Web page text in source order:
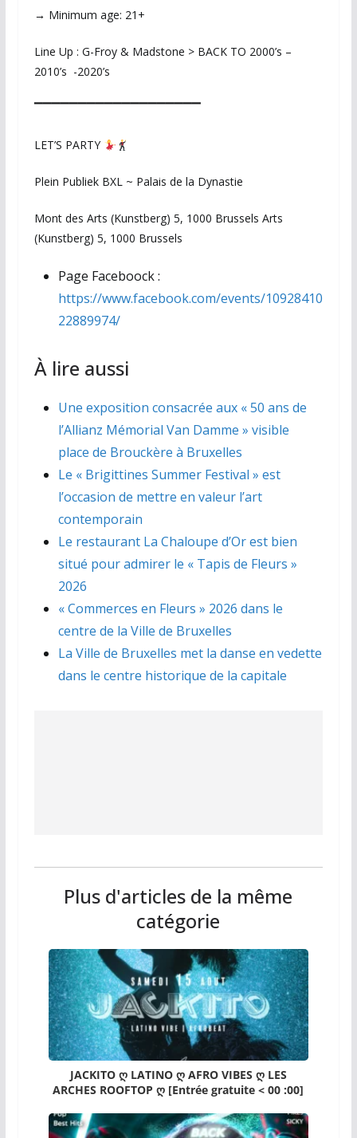
→ Minimum age: 21+
Line Up : G-Froy & Madstone > BACK TO 2000’s –
2010’s -2020’s
▔▔▔▔▔▔▔▔▔▔▔▔▔▔▔▔▔▔▔
LET’S PARTY
Plein Publiek BXL ~ Palais de la Dynastie
Mont des Arts (Kunstberg) 5, 1000 Brussels Arts
(Kunstberg) 5, 1000 Brussels
Page Faceboock :
https://www.facebook.com/events/10928410
22889974/
À lire aussi
Une exposition consacrée aux « 50 ans de
l’Allianz Mémorial Van Damme » visible
place de Brouckère à Bruxelles
Le « Brigittines Summer Festival » est
l’occasion de mettre en valeur l’art
contemporain
Le restaurant La Chaloupe d’Or est bien
situé pour admirer le « Tapis de Fleurs »
2026
« Commerces en Fleurs » 2026 dans le
centre de la Ville de Bruxelles
La Ville de Bruxelles met la danse en vedette
dans le centre historique de la capitale
Plus d'articles de la même
catégorie
JACKITO ღ LATINO ღ AFRO VIBES ღ LES
ARCHES ROOFTOP ღ [Entrée gratuite < 00 :00]